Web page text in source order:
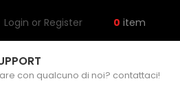
Login or Register 0 item
con qualcuno di noi? contattaci!